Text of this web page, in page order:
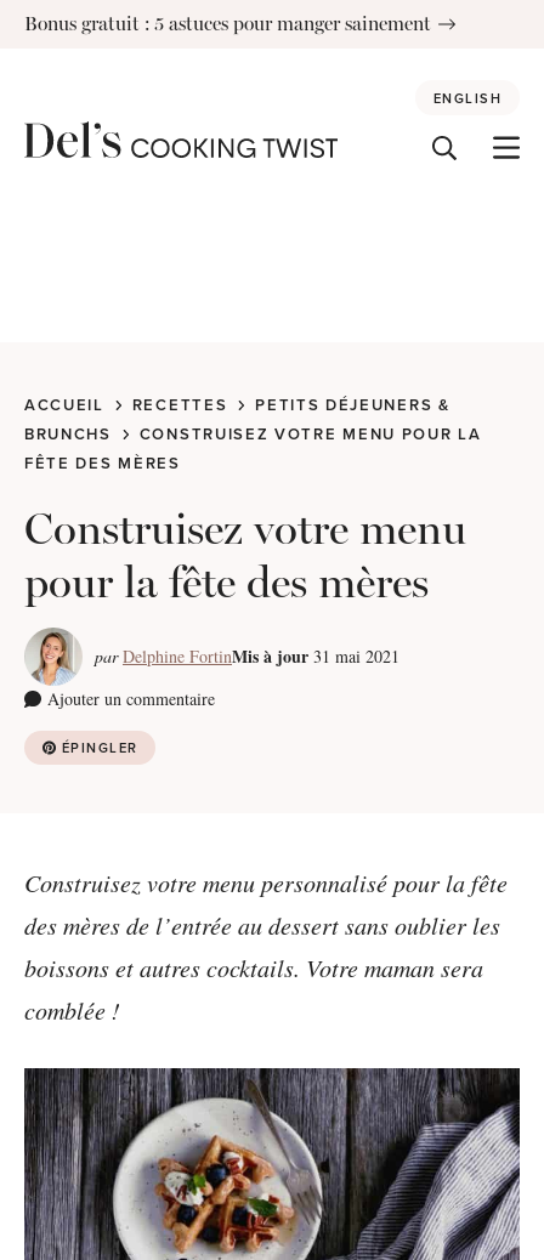
SkipBonus gratuit : 5 astuces pour manger sainement
ENGLISH
ACCUEIL RECETTES
PETITS DÉJEUNERS &
BRUNCHS
CONSTRUISEZ VOTRE MENU POUR LA
FÊTE DES MÈRES
Construisez votre menu
pour la fête des mères
par Delphine FortinMis à jour 31 mai 2021
Ajouter un commentaire
ÉPINGLER
Construisez votre menu personnalisé pour la fête
des mères de l’entrée au dessert sans oublier les
boissons et autres cocktails. Votre maman sera
comblée !